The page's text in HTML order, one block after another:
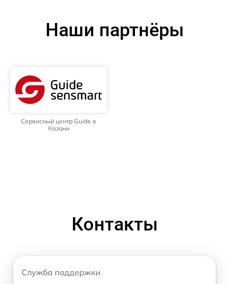
Наши партнёры
Сервисный центр Guide в
Казани
Контакты
Служба поддержки